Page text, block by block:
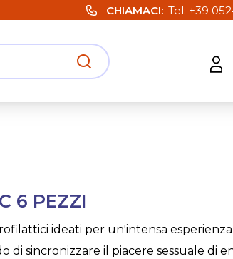
CHIAMACI Tel: +39
Apri ricerca
6 PEZZI
ideati per un'intensa
di sincronizzare il piacere sessuale di